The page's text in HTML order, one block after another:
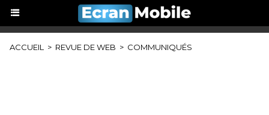
ACCUEIL > REVUE DE WEB > COMMUNIQUÉS